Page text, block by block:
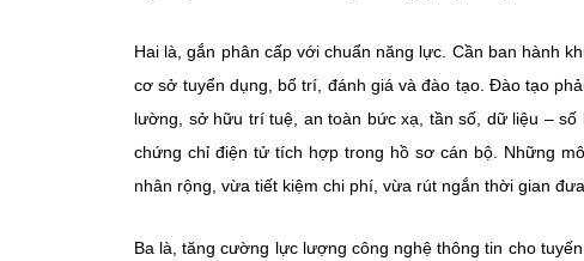
Hai là, gắn phân cấp với chuẩn năng lực. Cần ban hành
cơ sở tuyển dụng, bố trí, đánh giá và đào tạo. Đào tạo
lường, sở hữu trí tuệ, an toàn bức xạ, tần số, dữ liệu –
chứng chỉ điện tử tích hợp trong hồ sơ cán bộ. Những
nhân rộng, vừa tiết kiệm chi phí, vừa rút ngắn thời gian
Ba là, tăng cường lực lượng công nghệ thông tin cho